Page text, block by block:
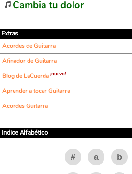
Cambia tu dolor
Extras
Acordes de Guitarra
Afinador de Guitarra
Blog de LaCuerda ¡nuevo!
Aprender a tocar Guitarra
Acordes Guitarra
Indice Alfabético
# a b